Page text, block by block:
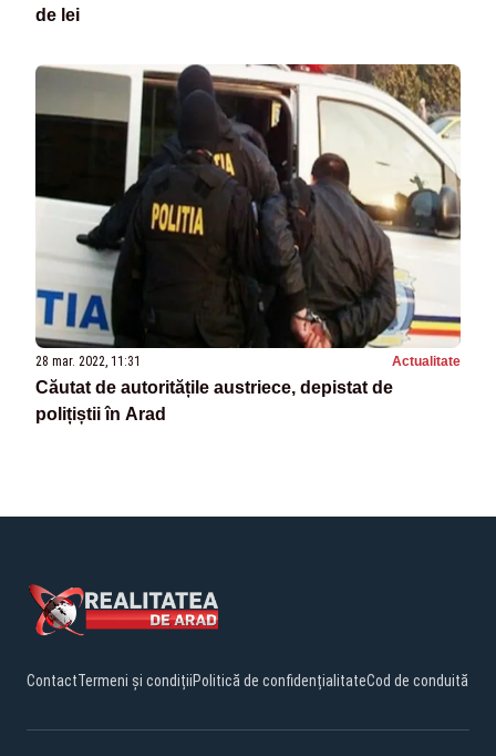
de lei
28 mar. 2022, 11:31 Actualitate
Căutat de autoritățile austriece, depistat de
polițiștii în Arad
ContactTermeni și condițiiPolitică de confidențialitateCod de conduită